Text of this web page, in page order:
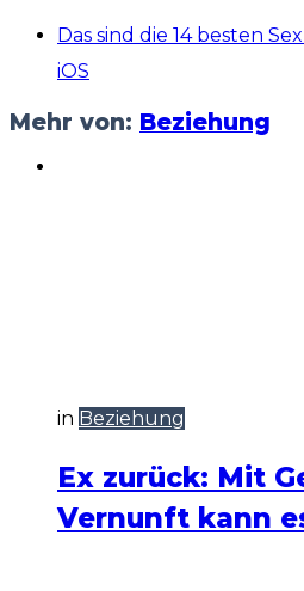
Das sind die 14 besten
iOS
Mehr von: Beziehung
in Beziehung
Ex zurück: Mit
Vernunft kann